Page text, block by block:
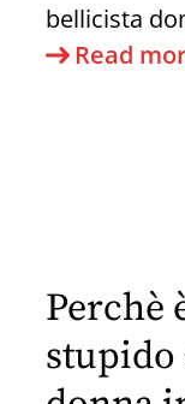
bellicista
Read
Perchè
stupido